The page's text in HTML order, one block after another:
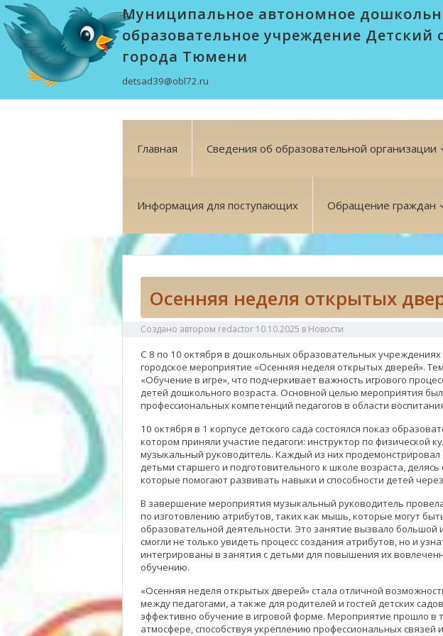
Муниципальное автономное
образовательное учреждение Детский
города Тюмени
detsad39@obl72.ru
Главная Сведения об образовательной организации
Информация для поступающих Обращение граждан
Осенняя неделя открытых
Создано автором redactor 10.10.2025 в Новости
С 8 по 10 октября в дошкольных образовательных
городское мероприятие «Осенняя неделя открытых дверей».
«Обучение в игре», что подчеркивает важность игрового
детей дошкольного возраста. Основной целью мероприятия
профессиональных компетенций педагогов в области
10 октября в 1 корпусе детского сада состоялся показ
котором приняли участие педагоги: инструктор по физической
музыкальный руководитель. Каждый из них продемонстрировал
детьми старшего и подготовительного к школе возраста,
которые помогают развивать навыки и способности детей через
В завершение мероприятия музыкальный руководитель
по изготовлению атрибутов, таких как мышь, которые могут
образовательной деятельности. Это занятие вызвало большой
смогли не только увидеть процесс создания атрибутов, но и
интегрированы в занятия с детьми для повышения их
обучению.
«Осенняя неделя открытых дверей» стала отличной
между педагогами, а также для родителей и гостей детских
эффективно обучение в игровой форме. Мероприятие прошло в
атмосфере, способствуя укреплению профессиональных связей